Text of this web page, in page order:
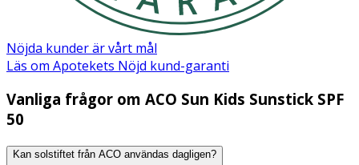
Nöjda kunder är vårt mål
Läs om Apotekets Nöjd kund-garanti
Vanliga frågor om ACO Sun Kids Sunstick SPF
50
Kan solstiftet från ACO användas dagligen?